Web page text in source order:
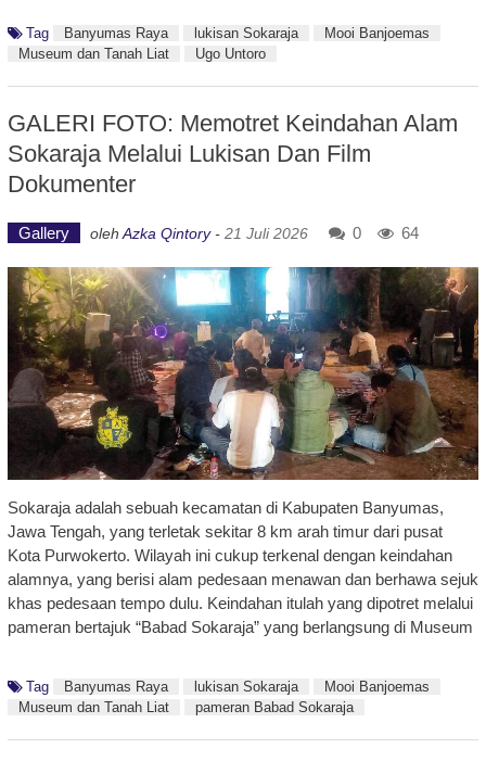
Tag Banyumas Raya lukisan Sokaraja
Mooi Banjoemas
Museum dan Tanah Liat
Ugo Untoro
GALERI FOTO: Memotret Keindahan Alam
Sokaraja Melalui Lukisan Dan Film
Dokumenter
Gallery olehAzka Qintory- 21 Juli 2026 0 64
Sokaraja adalah sebuah kecamatan di Kabupaten Banyumas,
Jawa Tengah, yang terletak sekitar 8 km arah timur dari pusat
Kota Purwokerto. Wilayah ini cukup terkenal dengan keindahan
alamnya, yang berisi alam pedesaan menawan dan berhawa sejuk
khas pedesaan tempo dulu. Keindahan itulah yang dipotret melalui
pameran bertajuk “Babad Sokaraja” yang berlangsung di Museum
Tag Banyumas Raya lukisan Sokaraja
Mooi Banjoemas
Museum dan Tanah Liat
pameran Babad Sokaraja